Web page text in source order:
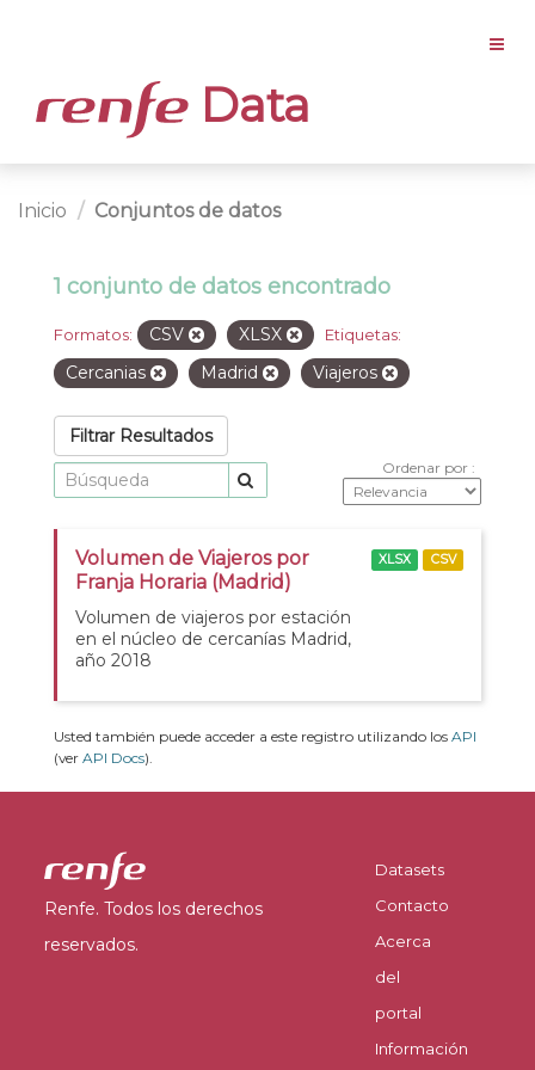
Data
Inicio Conjuntos de datos
1 conjunto de datos encontrado
Formatos: CSV XLSX Etiquetas:
Cercanias Madrid Viajeros
Filtrar Resultados
Ordenar por
Volumen de Viajeros por
Franja Horaria (Madrid)
Volumen de viajeros por estación
en el núcleo de cercanías Madrid,
año 2018
XLSX CSV
Usted también puede acceder a este registro utilizando los API
(ver API Docs).
Renfe. Todos los derechos
reservados.
Datasets
Contacto
Acerca
del
portal
Información